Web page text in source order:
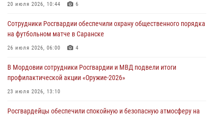
разрешительной работы передал очередную партию вооружения в
зону СВО
04 августа 2026, 11:13
20 июля 2026, 10:44 6
Сотрудники Росгвардии обеспечили охрану общественного порядка
на футбольном матче в Саранске
26 июля 2026, 06:00 4
В Мордовии сотрудники Росгвардии и МВД подвели итоги
профилактической акции «Оружие‑2026»
23 июля 2026, 13:10
Росгвардейцы обеспечили спокойную и безопасную атмосферу на